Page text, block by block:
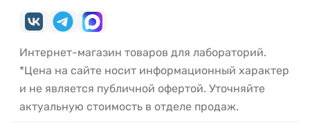
Интернет-магазин товаров для лабораторий.
*Цена на сайте носит информационный характер
и не является публичной офертой. Уточняйте
актуальную стоимость в отделе продаж.